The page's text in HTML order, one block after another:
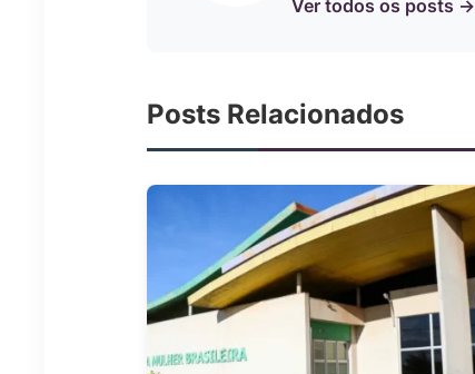
Ver todos os posts →
Posts Relacionados